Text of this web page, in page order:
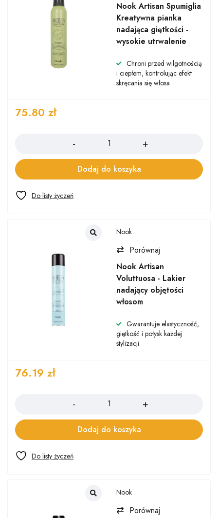
Nook Artisan Spumiglia
Kreatywna pianka
nadająca giętkości -
wysokie utrwalenie
Chroni przed wilgotnością
i ciepłem, kontrolując efekt
skręcania się włosa
75.80 zł
Dodaj do koszyka
Nook
Porównaj
Nook Artisan
Voluttuosa - Lakier
nadający objętości
włosom
Gwarantuje elastyczność,
giętkość i połysk każdej
stylizacji
76.19 zł
Dodaj do koszyka
Nook
Porównaj